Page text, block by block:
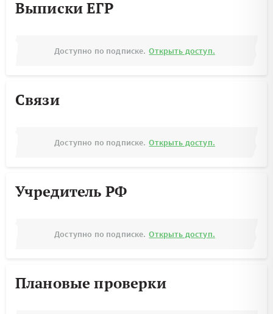
Выписки ЕГР
Доступно по подписке. Открыть доступ.
Связи
Доступно по подписке. Открыть доступ.
Учредитель РФ
Доступно по подписке. Открыть доступ.
Плановые проверки